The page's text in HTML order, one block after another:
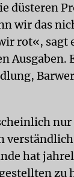
düsteren
wir das
rot«, sagt
Ausgaben.
hat
zu